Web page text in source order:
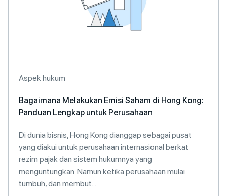
Aspek hukum
Bagaimana Melakukan Emisi Saham di Hong Kong:
Panduan Lengkap untuk Perusahaan
Di dunia bisnis, Hong Kong dianggap sebagai pusat
yang diakui untuk perusahaan internasional berkat
rezim pajak dan sistem hukumnya yang
menguntungkan. Namun ketika perusahaan mulai
tumbuh, dan membut...